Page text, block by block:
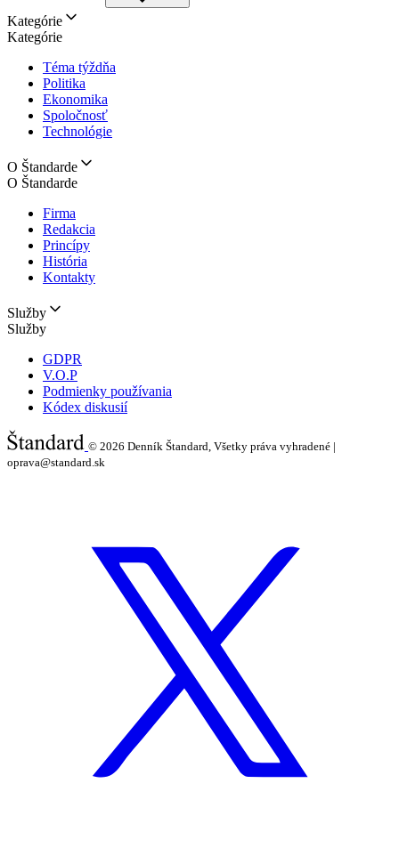
Kategórie
Kategórie
Téma týždňa
Politika
Ekonomika
Spoločnosť
Technológie
O Štandarde
O Štandarde
Firma
Redakcia
Princípy
História
Kontakty
Služby
Služby
GDPR
V.O.P
Podmienky používania
Kódex diskusií
© 2026 Denník Štandard, Všetky práva vyhradené |
oprava@standard.sk